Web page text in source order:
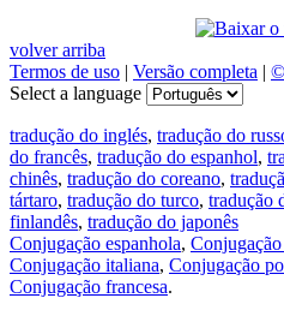
volver arriba
Termos de uso | Versão completa | ©
Select a language
tradução do inglés, tradução do
do francês, tradução do espanhol,
chinês, tradução do coreano,
tártaro, tradução do turco, tradução
finlandês, tradução do japonês
Conjugação espanhola,
Conjugação italiana, Conjugação
Conjugação francesa.